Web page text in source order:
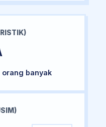
banyak